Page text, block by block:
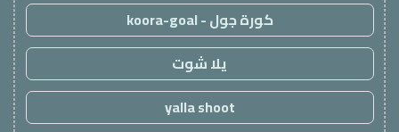
كورة جول - koora-goal
يلا شوت
yalla shoot